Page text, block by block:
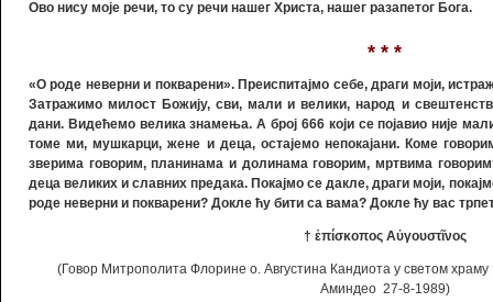
Ово нису моје речи, то су речи нашег Христа, нашег разапетог Бога.
* * *
«О роде неверни и покварени». Преиспитајмо себе, драги моји,
Затражимо милост Божију, сви, мали и велики, народ и
дани. Видећемо велика знамења. А број 666 који се појавио није
томе ми, мушкарци, жене и деца, остајемо непокајани. Коме
зверима говорим, планинама и долинама говорим, мртвима
деца великих и славних предака. Покајмо се дакле, драги моји,
роде неверни и покварени? Докле ћу бити са вама? Докле ћу вас
† ἐπίσκοπος Αὐγουστῖνος
(Говор Митрополита Флорине о. Августина Кандиота у светом
Аминдео 27-8-1989)